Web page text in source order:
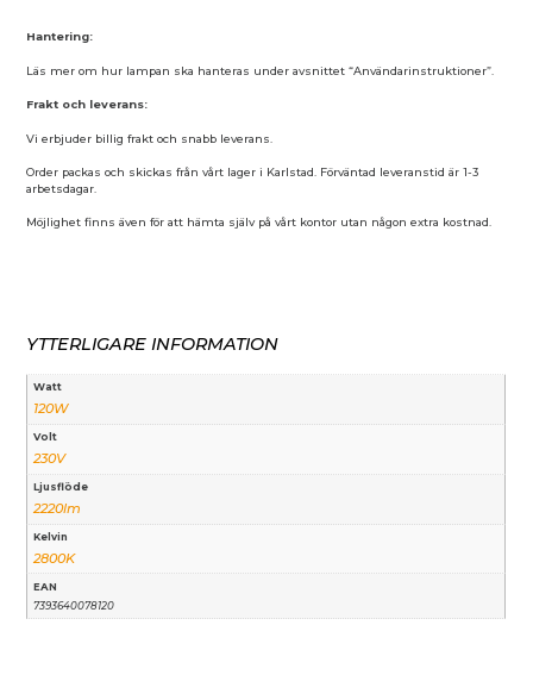
Hantering:
Läs mer om hur lampan ska hanteras under avsnittet “Användarinstruktioner”.
Frakt och leverans:
Vi erbjuder billig frakt och snabb leverans.
Order packas och skickas från vårt lager i Karlstad. Förväntad leveranstid är 1-3
arbetsdagar.
Möjlighet finns även för att hämta själv på vårt kontor utan någon extra kostnad.
YTTERLIGARE INFORMATION
Watt
120W
Volt
230V
Ljusflöde
2220lm
Kelvin
2800K
EAN
7393640078120